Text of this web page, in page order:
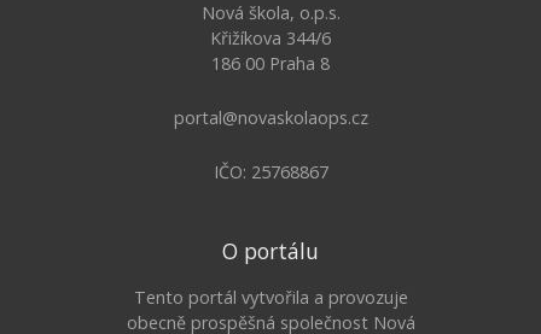
Nová škola, o.p.s.
Křižíkova 344/6
186 00 Praha 8
portal@novaskolaops.cz
IČO: 25768867
O portálu
Tento portál vytvořila a provozuje
obecně prospěšná společnost Nová